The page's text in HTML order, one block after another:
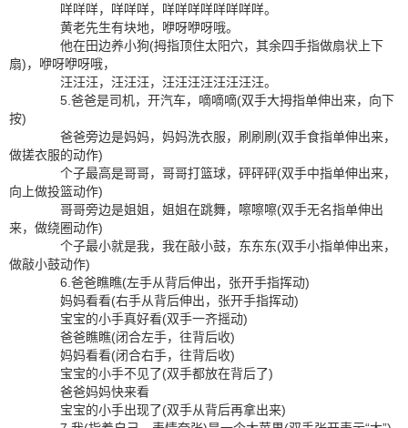
咩咩咩，咩咩咩，咩咩咩咩咩咩咩咩。
黄老先生有块地，咿呀咿呀哦。
他在田边养小狗(拇指顶住太阳穴，其余四手指做扇状上下
扇)，咿呀咿呀哦，
汪汪汪，汪汪汪，汪汪汪汪汪汪汪汪。
5.爸爸是司机，开汽车，嘀嘀嘀(双手大拇指单伸出来，向下
按)
爸爸旁边是妈妈，妈妈洗衣服，刷刷刷(双手食指单伸出来，
做搓衣服的动作)
个子最高是哥哥，哥哥打篮球，砰砰砰(双手中指单伸出来，
向上做投篮动作)
哥哥旁边是姐姐，姐姐在跳舞，嚓嚓嚓(双手无名指单伸出
来，做绕圈动作)
个子最小就是我，我在敲小鼓，东东东(双手小指单伸出来，
做敲小鼓动作)
6.爸爸瞧瞧(左手从背后伸出，张开手指挥动)
妈妈看看(右手从背后伸出，张开手指挥动)
宝宝的小手真好看(双手一齐摇动)
爸爸瞧瞧(闭合左手，往背后收)
妈妈看看(闭合右手，往背后收)
宝宝的小手不见了(双手都放在背后了)
爸爸妈妈快来看
宝宝的小手出现了(双手从背后再拿出来)